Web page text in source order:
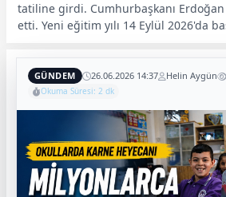
tatiline girdi. Cumhurbaşkanı
etti. Yeni eğitim yılı 14 Eylül 2026'da
GÜNDEM 26.06.2026 14:37 Helin Aygün
Okuma Süresi: 2 dk